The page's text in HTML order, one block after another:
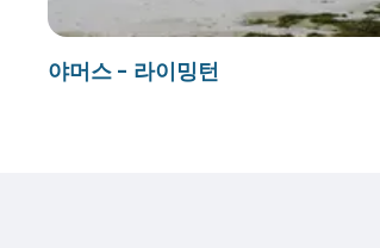
야머스 - 라이밍턴